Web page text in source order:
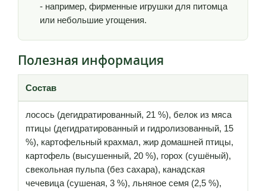
- например, фирменные игрушки для питомца
или небольшие угощения.
Полезная информация
Состав
лосось (дегидратированный, 21 %), белок из мяса
птицы (дегидратированный и гидролизованный, 15
%), картофельный крахмал, жир домашней птицы,
картофель (высушенный, 20 %), горох (сушёный),
свекольная пульпа (без сахара), канадская
чечевица (сушеная, 3 %), льняное семя (2,5 %),